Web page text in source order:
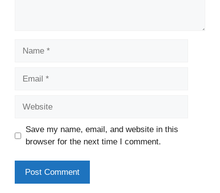
Save my name, email, and website in this
browser for the next time I comment.